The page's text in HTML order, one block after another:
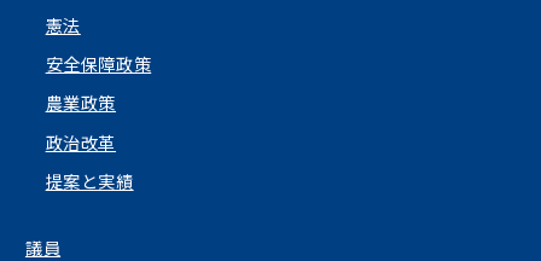
憲法
安全保障政策
農業政策
政治改革
提案と実績
議員